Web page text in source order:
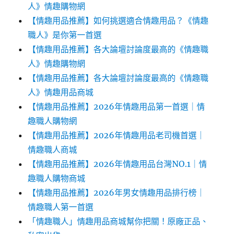
人》情趣購物網
【情趣用品推薦】如何挑選適合情趣用品？《情趣
職人》是你第一首選
【情趣用品推薦】各大論壇討論度最高的《情趣職
人》情趣購物網
【情趣用品推薦】各大論壇討論度最高的《情趣職
人》情趣用品商城
【情趣用品推薦】2026年情趣用品第一首選｜情
趣職人購物網
【情趣用品推薦】2026年情趣用品老司機首選｜
情趣職人商城
【情趣用品推薦】2026年情趣用品台灣NO.1｜情
趣職人購物商城
【情趣用品推薦】2026年男女情趣用品排行榜｜
情趣職人第一首選
「情趣職人」情趣用品商城幫你把關！原廠正品、